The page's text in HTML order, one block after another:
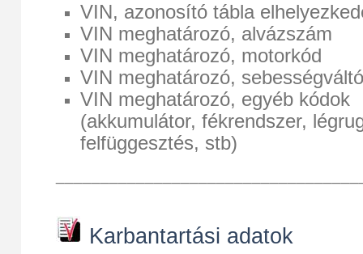
VIN, azonosító tábla
VIN meghatározó, alvázszám
VIN meghatározó, motorkód
VIN meghatározó, sebességváltó
VIN meghatározó, egyéb kódok
(akkumulátor, fékrendszer,
felfüggesztés, stb)
Karbantartási adatok